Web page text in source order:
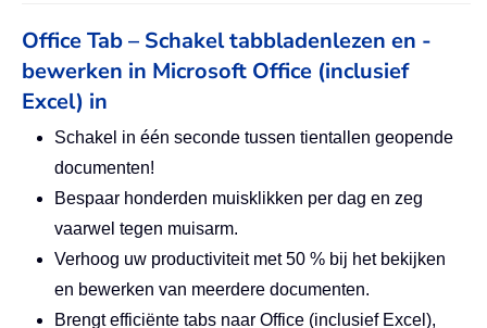
Office Tab – Schakel tabbladenlezen en -
bewerken in Microsoft Office (inclusief
Excel) in
Schakel in één seconde tussen tientallen geopende
documenten!
Bespaar honderden muisklikken per dag en zeg
vaarwel tegen muisarm.
Verhoog uw productiviteit met 50 % bij het bekijken
en bewerken van meerdere documenten.
Brengt efficiënte tabs naar Office (inclusief Excel),